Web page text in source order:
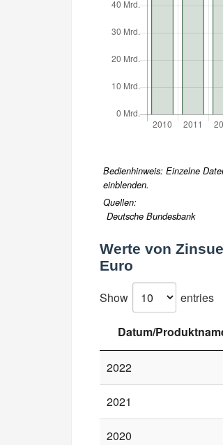
Bedienhinweis: Einzelne
einblenden.
Quellen:
Deutsche Bundesbank
Werte von
Euro
Show
entries
Datum/
2022
2021
2020